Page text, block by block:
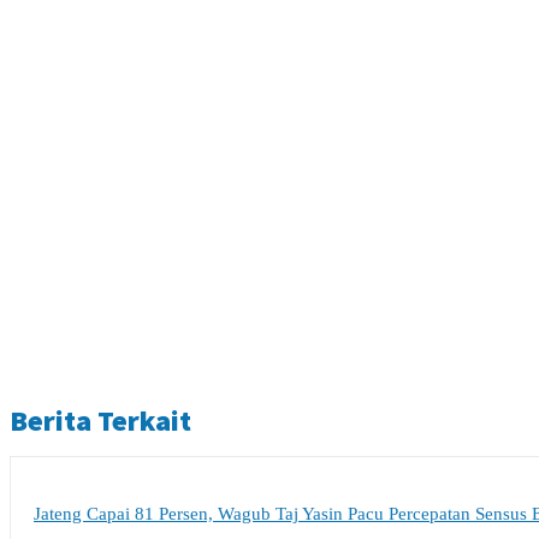
Berita Terkait
Jateng Capai 81 Persen, Wagub Taj Yasin Pacu Percepatan Sensus